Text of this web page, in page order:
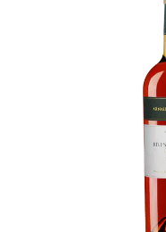
Alcoholvrije dranken